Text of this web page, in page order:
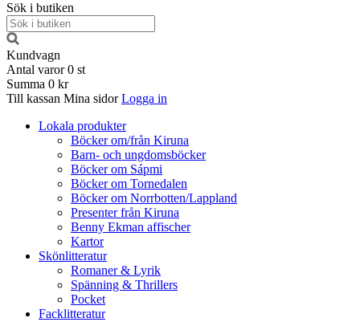
Sök i butiken
Kundvagn
Antal varor 0 st
Summa 0 kr
Till kassan Mina sidor Logga in
Lokala produkter
Böcker om/från Kiruna
Barn- och ungdomsböcker
Böcker om Sápmi
Böcker om Tornedalen
Böcker om Norrbotten/Lappland
Presenter från Kiruna
Benny Ekman affischer
Kartor
Skönlitteratur
Romaner & Lyrik
Spänning & Thrillers
Pocket
Facklitteratur